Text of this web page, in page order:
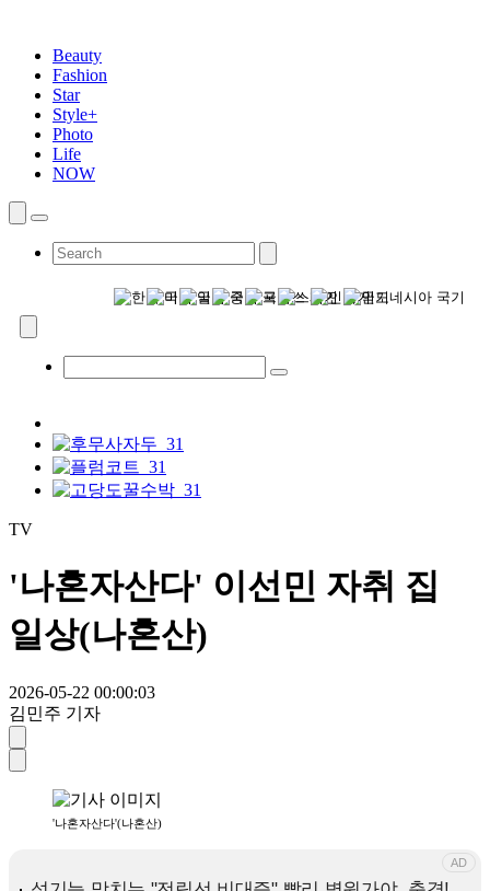
Beauty
Fashion
Star
Style+
Photo
Life
NOW
TV
'나혼자산다' 이선민 자취 집
일상(나혼산)
2026-05-22 00:00:03
김민주 기자
'나혼자산다'(나혼산)